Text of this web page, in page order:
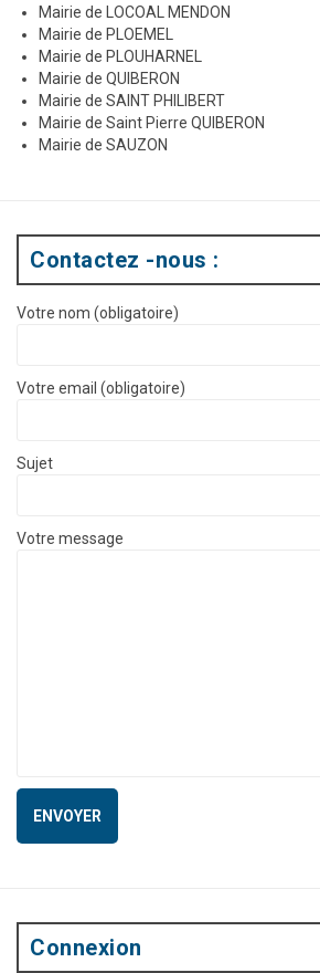
Mairie de LOCOAL MENDON
Mairie de PLOEMEL
Mairie de PLOUHARNEL
Mairie de QUIBERON
Mairie de SAINT PHILIBERT
Mairie de Saint Pierre QUIBERON
Mairie de SAUZON
Contactez -nous :
Votre nom (obligatoire)
Votre email (obligatoire)
Sujet
Votre message
Connexion